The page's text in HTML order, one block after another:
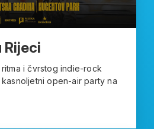
Rijeci
i čvrstog indie-rock
open-air party na